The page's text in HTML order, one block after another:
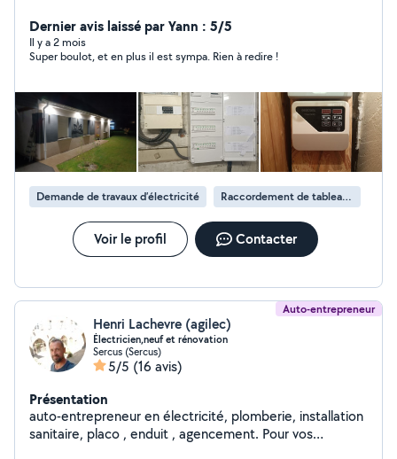
la rénovation et le dépannage électrique, son activité
est étendue à 50 kilomètres autour de son siège social.
A l'écoute des besoins de ses clients et soucieux de la
conseils sur les solutions à apporter à vos besoins ainsi
qu'une prestation soignée.
Dernier avis laissé par Yann : 5/5
Il y a 2 mois
Super boulot, et en plus il est sympa. Rien à redire !
Demande de travaux d’électricité Raccordement de tableau électrique
Voir le profil Contacter
Auto-entrepreneur
Henri Lachevre (agilec)
Électricien,neuf et rénovation
Sercus (Sercus)
5/5 (16 avis)
Présentation
auto-entrepreneur en électricité, plomberie, installation
sanitaire, placo , enduit , agencement. Pour vos